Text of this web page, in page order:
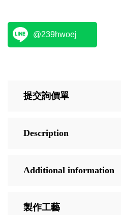
@239hwoej
提交詢價單
Description
Additional information
製作工藝